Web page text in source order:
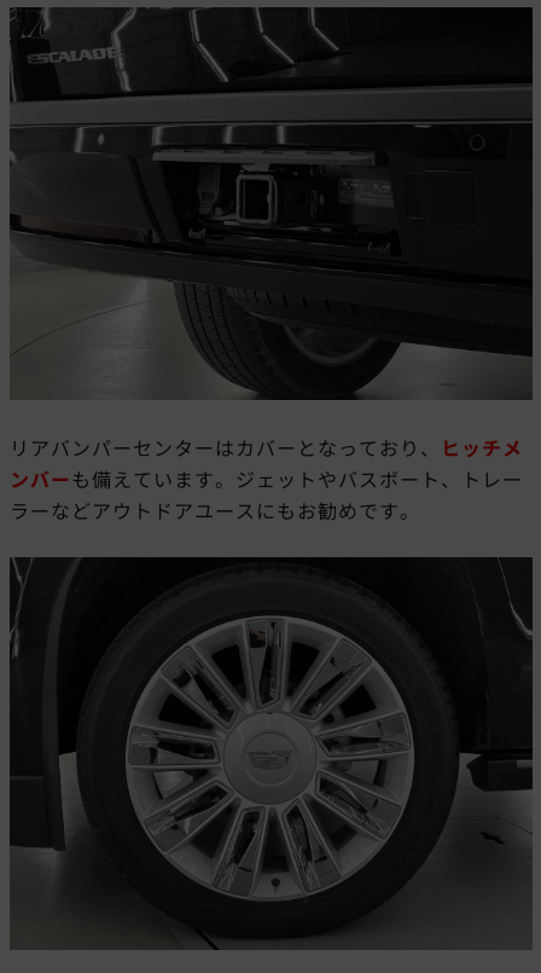
リアバンパーセンターはカバーとなっており、
ヒッチメ
ンバーも備えています。ジェットやバスボート、トレー
ラーなどアウトドアユースにもお勧めです。